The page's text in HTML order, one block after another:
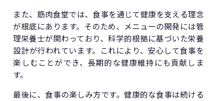
また、筋肉食堂では、食事を通じて健康を支える理念
が根底にあります。そのため、メニューの開発には管
理栄養士が関わっており、科学的根拠に基づいた栄養
設計が行われています。これにより、安心して食事を
楽しむことができ、長期的な健康維持にも貢献しま
す。
最後に、食事の楽しみ方です。健康的な食事は続ける